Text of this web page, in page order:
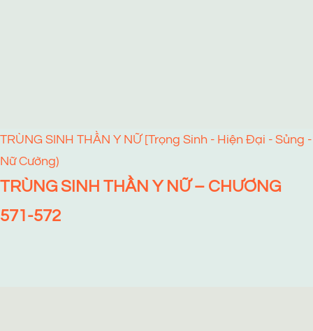
TRÙNG SINH THẦN Y NỮ [Trọng Sinh - Hiện Đại - Sủng -
Nữ Cường)
TRÙNG SINH THẦN Y NỮ – CHƯƠNG
571-572